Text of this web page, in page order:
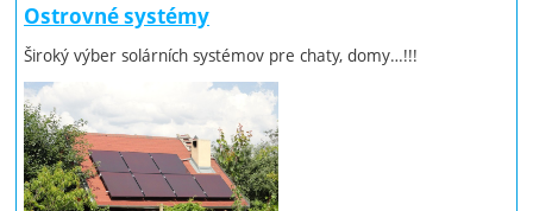
Ostrovné systémy
Široký výber solárních systémov pre chaty, domy…!!!